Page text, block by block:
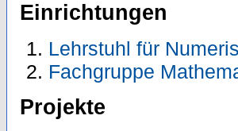
Einrichtungen
Lehrstuhl für
Fachgruppe
Projekte